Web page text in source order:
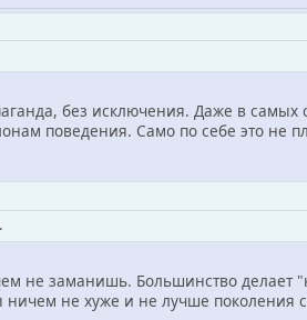
без исключения. Даже в самых
поведения. Само по себе это не
не заманишь. Большинство делает
не хуже и не лучше поколения